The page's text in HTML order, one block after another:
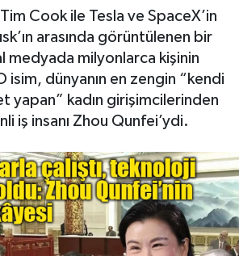
Cook ile Tesla ve SpaceX’in
arasında görüntülenen bir
medyada milyonlarca kişinin
isim, dünyanın en zengin “kendi
yapan” kadın girişimcilerinden
iş insanı Zhou Qunfei’ydi.